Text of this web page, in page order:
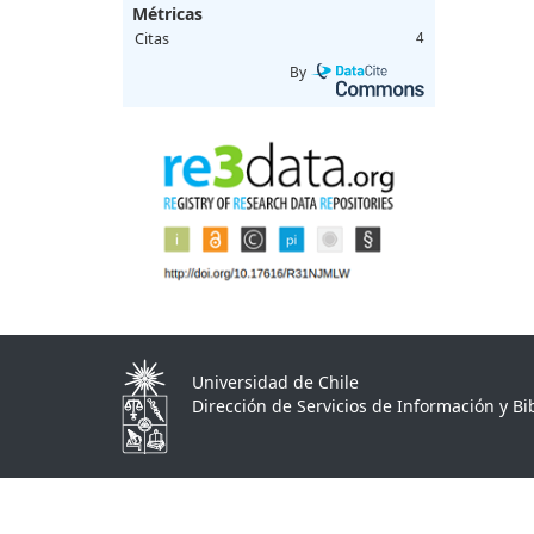
Métricas
Citas 4
By
Universidad de Chile
Dirección de Servicios de Información y